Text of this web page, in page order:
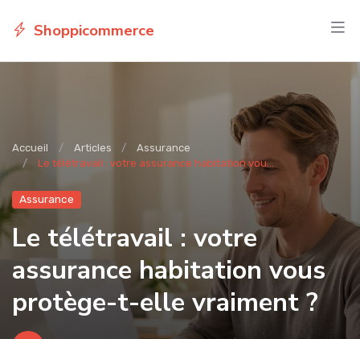
Shoppicommerce
Accueil Articles
Assurance
Le télétravail : votre assurance habitation vou...
Assurance
Le télétravail : votre
assurance habitation vous
protège-t-elle vraiment ?